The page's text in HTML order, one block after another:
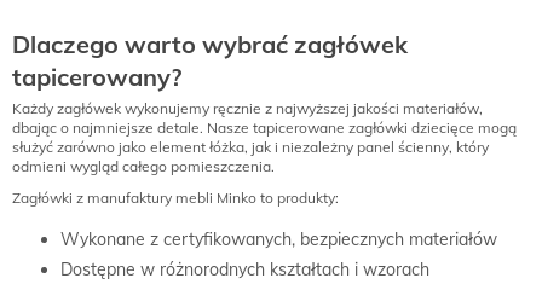
Dlaczego warto wybrać zagłówek
tapicerowany?
Każdy zagłówek wykonujemy ręcznie z najwyższej jakości materiałów,
dbając o najmniejsze detale. Nasze tapicerowane zagłówki dziecięce mogą
służyć zarówno jako element łóżka, jak i niezależny panel ścienny, który
odmieni wygląd całego pomieszczenia.
Zagłówki z manufaktury mebli Minko to produkty:
Wykonane z certyfikowanych, bezpiecznych materiałów
Dostępne w różnorodnych kształtach i wzorach